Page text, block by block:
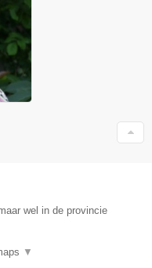
wel in de provincie
▼